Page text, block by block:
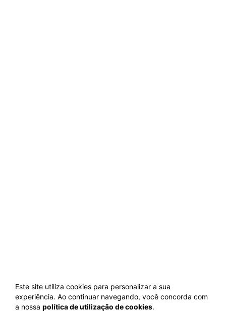
Este site utiliza cookies para personalizar a sua
experiência. Ao continuar navegando, você concorda com
a nossa política de utilização de cookies.